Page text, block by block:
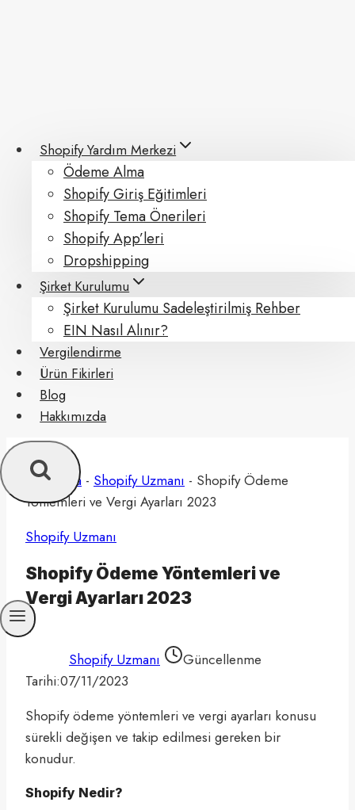
Shopify Yardım Merkezi
Ödeme Alma
Shopify Giriş Eğitimleri
Shopify Tema Önerileri
Shopify App’leri
Dropshipping
Şirket Kurulumu
Şirket Kurulumu Sadeleştirilmiş Rehber
EIN Nasıl Alınır?
Vergilendirme
Ürün Fikirleri
Blog
Hakkımızda
Ana Sayfa - Shopify Uzmanı - Shopify Ödeme
Yöntemleri ve Vergi Ayarları 2023
Shopify Uzmanı
Shopify Ödeme Yöntemleri ve
Vergi Ayarları 2023
Shopify Uzmanı
Güncellenme
Tarihi:07/11/2023
Shopify ödeme yöntemleri ve vergi ayarları konusu
sürekli değişen ve takip edilmesi gereken bir
konudur.
Shopify Nedir?